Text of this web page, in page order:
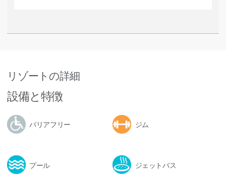
リゾートの詳細
設備と特徴
バリアフリー ジム
プール ジェットバス